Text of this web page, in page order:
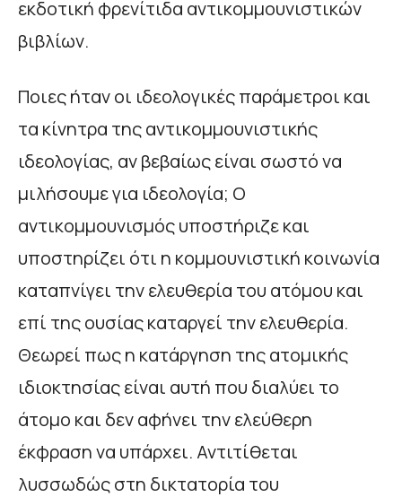
εκδοτική φρενίτιδα αντικομμουνιστικών
βιβλίων.
Ποιες ήταν οι ιδεολογικές παράμετροι και
τα κίνητρα της αντικομμουνιστικής
ιδεολογίας, αν βεβαίως είναι σωστό να
μιλήσουμε για ιδεολογία; Ο
αντικομμουνισμός υποστήριζε και
υποστηρίζει ότι η κομμουνιστική κοινωνία
καταπνίγει την ελευθερία του ατόμου και
επί της ουσίας καταργεί την ελευθερία.
Θεωρεί πως η κατάργηση της ατομικής
ιδιοκτησίας είναι αυτή που διαλύει το
άτομο και δεν αφήνει την ελεύθερη
έκφραση να υπάρχει. Αντιτίθεται
λυσσωδώς στη δικτατορία του